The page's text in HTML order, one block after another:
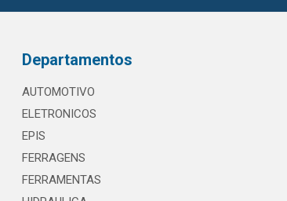
Departamentos
AUTOMOTIVO
ELETRONICOS
EPIS
FERRAGENS
FERRAMENTAS